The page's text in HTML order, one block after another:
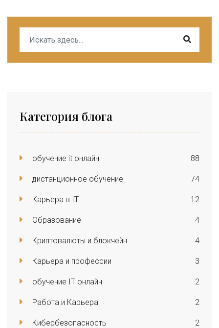
Категория блога
обучение it онлайн 88
дистанционное обучение 74
Карьера в IT 12
Образование 4
Криптовалюты и блокчейн 4
Карьера и профессии 3
обучение IT онлайн 2
Работа и Карьера 2
Кибербезопасность 2